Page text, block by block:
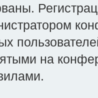
на